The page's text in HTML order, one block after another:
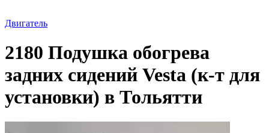
Двигатель
2180 Подушка обогрева
задних сидений Vesta (к-т для
установки) в Тольятти